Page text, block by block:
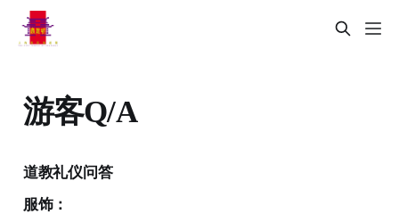
游客Q/A
道教礼仪问答
服饰：